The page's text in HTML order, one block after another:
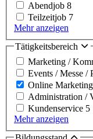
Abendjob 8
Teilzeitjob 7
Mehr anzeigen
Tätigkeitsbereich
Marketing /
Events / Messe /
Online
Administration /
Kundenservice 5
Mehr anzeigen